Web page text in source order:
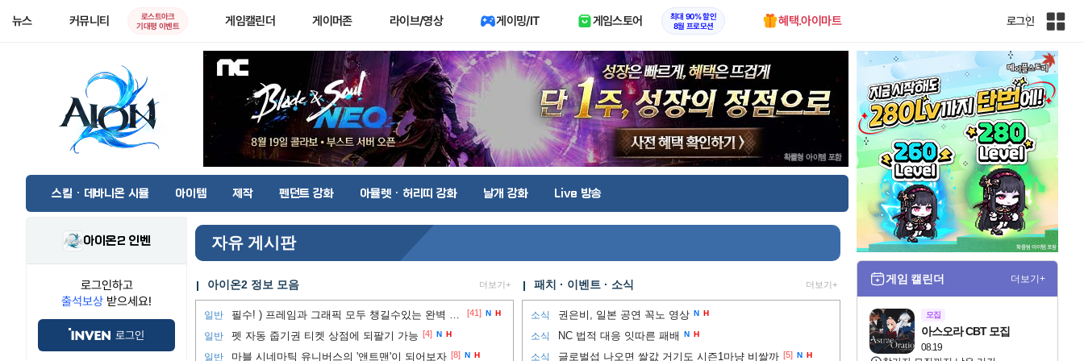
뉴스 커뮤니티
로스트아크
기대평 이벤트
게임캘린더 게이머존 라이브/영상 게이밍/IT 게임스토어
최대 90% 할인
8월 프로모션
혜택.아이마트 로그인
인
전
체
사
이
스킬 · 데바니온 시뮬 아이템 제작 펜던트 강화 아뮬렛 · 허리띠 강화 날개 강화 Live 방송
아이온2 인벤
로그인하고
출석보상 받으세요!
로그인
자유 게시판
아이온2 정보 모음 더보기+
일반 필수! ) 프레임과 그래픽 모두 챙길수있는 완벽 세팅법!! [41] N H
일반 펫 자동 줍기권 티켓 상점에 되팔기 가능 [4] N H
일반 마블 시네마틱 유니버스의 '앤트맨'이 되어보자 [8] N H
패치 · 이벤트 · 소식 더보기+
소식 권은비, 일본 공연 꼭노 영상 N H
소식 NC 법적 대응 잇따른 패배 N H
소식 글로벌섭 나오면 쌀값 거기도 시즌1마냥 비쌀까 [5] N H
게임 캘린더 더보기+
모집
08.19
아스오라 CBT 모집